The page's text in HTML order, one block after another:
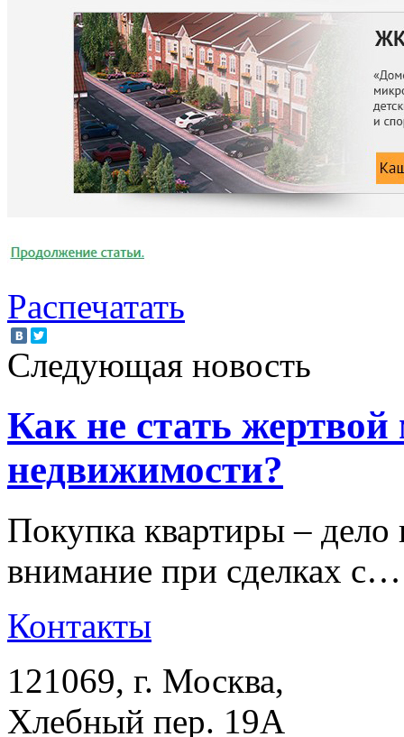
Распечатать
Следующая новость
Как не стать
недвижимости?
Покупка квартиры – дело
внимание при сделках с…
Контакты
121069, г. Москва,
Хлебный пер. 19А